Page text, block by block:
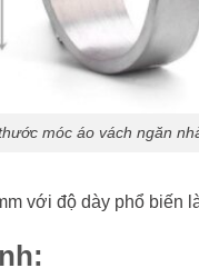
móc áo vách ngăn
với độ dày phổ biến